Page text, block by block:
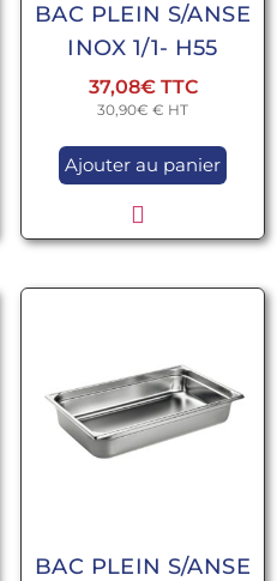
BAC PLEIN S/ANSE
INOX 1/1- H55
37,08€
30,90€ € HT
Ajouter au panier
BAC PLEIN S/ANSE